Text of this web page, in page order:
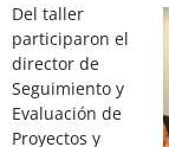
Del taller
participaron el
director de
Seguimiento y
Evaluación de
Proyectos y